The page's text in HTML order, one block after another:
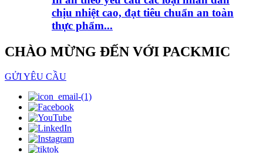
chịu nhiệt cao, đạt tiêu chuẩn an toàn
thực phẩm...
CHÀO MỪNG ĐẾN VỚI PACKMIC
GỬI YÊU CẦU